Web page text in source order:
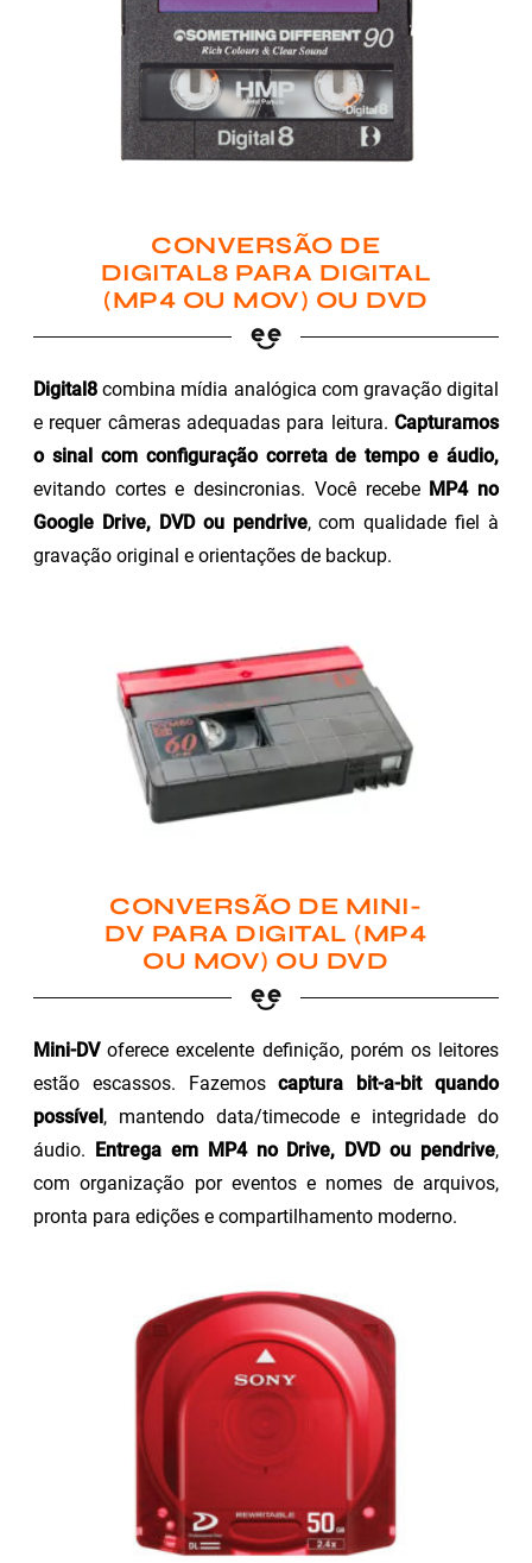
CONVERSÃO DE
DIGITAL8 PARA DIGITAL
(MP4 OU MOV) OU DVD
Digital8 combina mídia analógica com gravação digital
e requer câmeras adequadas para leitura. Capturamos
o sinal com configuração correta de tempo e áudio,
evitando cortes e desincronias. Você recebe MP4 no
Google Drive, DVD ou pendrive, com qualidade fiel à
gravação original e orientações de backup.
CONVERSÃO DE MINI-
DV PARA DIGITAL (MP4
OU MOV) OU DVD
Mini-DVoferece excelente definição, porém os leitores
estão escassos. Fazemoscaptura bit-a-bit quando
possível, mantendo data/timecode e integridade do
áudio. Entrega em MP4 no Drive, DVD ou pendrive,
com organização por eventos e nomes de arquivos,
pronta para edições e compartilhamento moderno.